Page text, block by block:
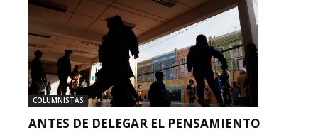
COLUMNISTAS
ANTES DE DELEGAR EL PENSAMIENTO